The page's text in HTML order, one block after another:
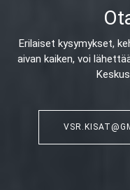
Erilaiset kysymykset,
aivan kaiken, voi